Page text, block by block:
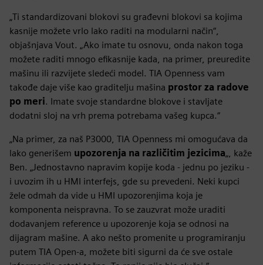
„Ti standardizovani blokovi su građevni blokovi sa kojima
kasnije možete vrlo lako raditi na modularni način“,
objašnjava Vout. „Ako imate tu osnovu, onda nakon toga
možete raditi mnogo efikasnije kada, na primer, preuredite
mašinu ili razvijete sledeći model. TIA Openness vam
takođe daje više kao graditelju mašina prostor za radove
po meri. Imate svoje standardne blokove i stavljate
dodatni sloj na vrh prema potrebama vašeg kupca.“
„Na primer, za naš P3000, TIA Openness mi omogućava da
lako generišem upozorenja na različitim jezicima„, kaže
Ben. „Jednostavno napravim kopije koda - jednu po jeziku -
i uvozim ih u HMI interfejs, gde su prevedeni. Neki kupci
žele odmah da vide u HMI upozorenjima koja je
komponenta neispravna. To se zauzvrat može uraditi
dodavanjem reference u upozorenje koja se odnosi na
dijagram mašine. A ako nešto promenite u programiranju
putem TIA Open-a, možete biti sigurni da će sve ostale